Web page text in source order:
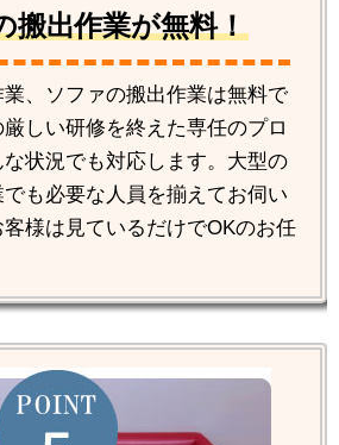
搬出作業が無料！
、ソファの搬出作業は無料で
しい研修を終えた専任のプロ
状況でも対応します。大型の
も必要な人員を揃えてお伺い
様は見ているだけでOKのお任